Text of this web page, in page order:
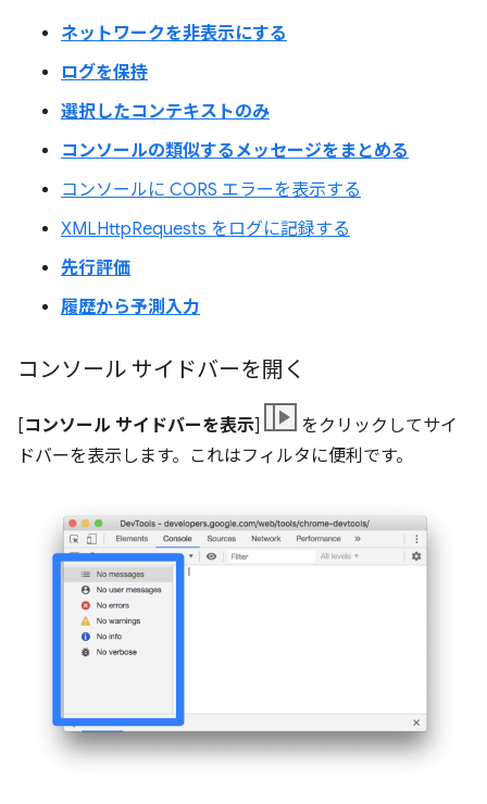
ネットワークを非表示にする
ログを保持
選択したコンテキストのみ
コンソールの類似するメッセージをまとめる
コンソールに CORS エラーを表示する
XMLHttpRequests をログに記録する
先行評価
履歴から予測入力
コンソール サイドバーを開く
[コンソール サイドバーを表示]
をクリックしてサイ
ドバーを表示します。これはフィルタに便利です。